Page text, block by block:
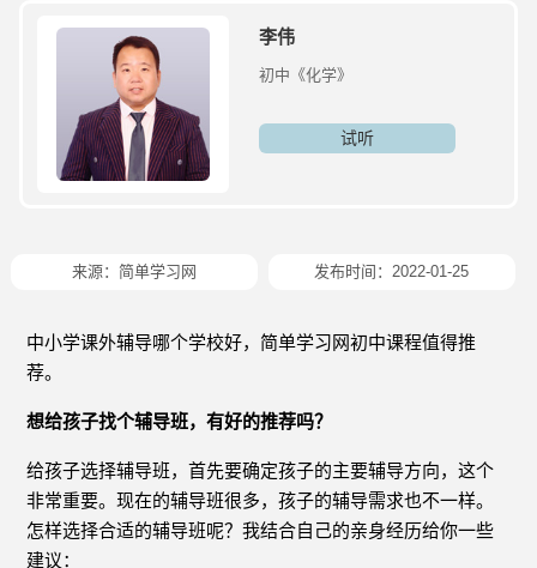
李伟
初中《化学》
试听
来源：简单学习网 发布时间：2022-01-25
中小学课外辅导哪个学校好，简单学习网初中课程值得推
荐。
想给孩子找个辅导班，有好的推荐吗？
给孩子选择辅导班，首先要确定孩子的主要辅导方向，这个
非常重要。现在的辅导班很多，孩子的辅导需求也不一样。
怎样选择合适的辅导班呢？我结合自己的亲身经历给你一些
建议：